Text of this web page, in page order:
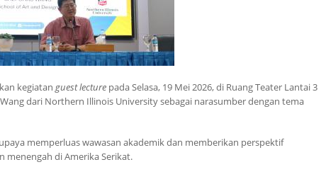
kegiatan guest lecture pada Selasa, 19 Mei 2026, di Ruang Teater Lantai 3
dari Northern Illinois University sebagai narasumber dengan tema
memperluas wawasan akademik dan memberikan perspektif
menengah di Amerika Serikat.